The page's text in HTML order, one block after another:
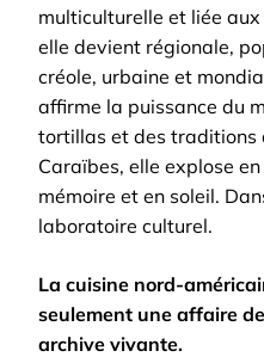
multiculturelle et liée
elle devient régionale,
créole, urbaine et
affirme la puissance du
tortillas et des traditions
Caraïbes, elle explose
mémoire et en soleil.
laboratoire culturel.
La cuisine nord-
seulement une affaire
archive vivante.